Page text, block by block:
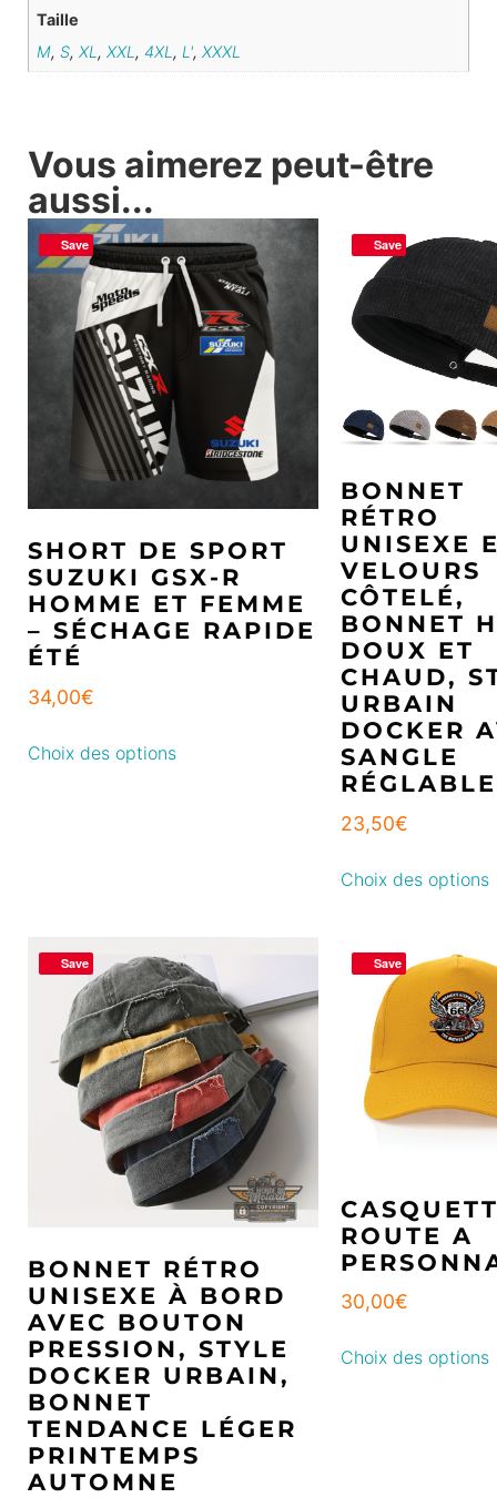
Taille
M,S,XL ,XXL ,4XL , L',XXXL
Vous aimerez peut-être
aussi...
Save
SHORT DE SPORT
SUZUKI GSX-R
HOMME ET FEMME
– SÉCHAGE RAPIDE
ÉTÉ
34,00€
Choix des options
Save
BONNET
RÉTRO
UNISEXE
VELOURS
CÔTELÉ,
BONNET
DOUX ET
CHAUD,
URBAIN
DOCKER
SANGLE
RÉGLABLE
23,50€
Choix des options
Save
BONNET RÉTRO
UNISEXE À BORD
AVEC BOUTON
PRESSION, STYLE
DOCKER URBAIN,
BONNET
TENDANCE LÉGER
PRINTEMPS
AUTOMNE
Save
ROUTE A
30,00€
Choix des options